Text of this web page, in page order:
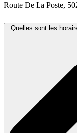
Route De La Poste,
Quelles sont les